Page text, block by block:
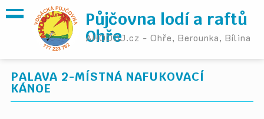
Půjčovna lodí a raftů
Ohře
AHOOOJ.cz - Ohře, Berounka, Bílina
PALAVA 2-MÍSTNÁ NAFUKOVACÍ
KÁNOE